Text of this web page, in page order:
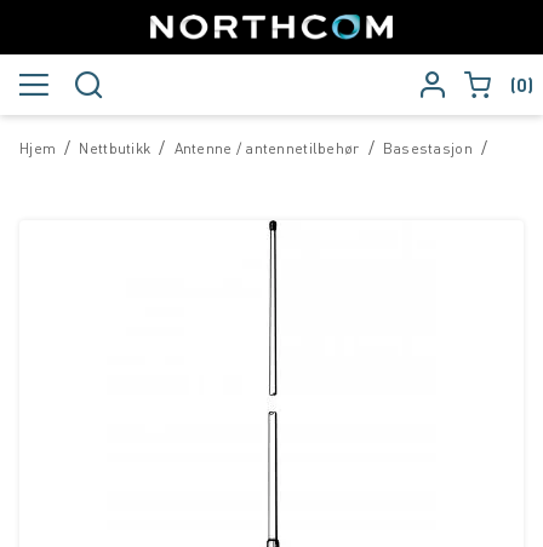
0
/
Hjem /
Nettbutikk /
Antenne / antennetilbehør /
Basestasjon